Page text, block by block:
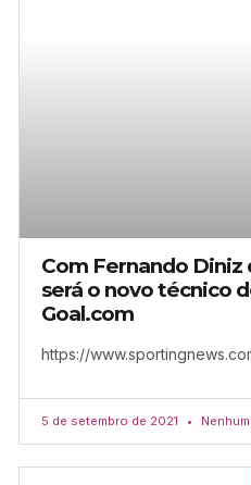
Com Fernando
será o novo técnico
Goal.com
https://
5 de setembro de 2021